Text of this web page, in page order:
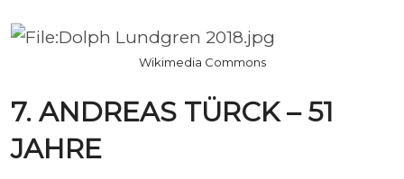
Wikimedia Commons
7. ANDREAS TÜRCK – 51
JAHRE